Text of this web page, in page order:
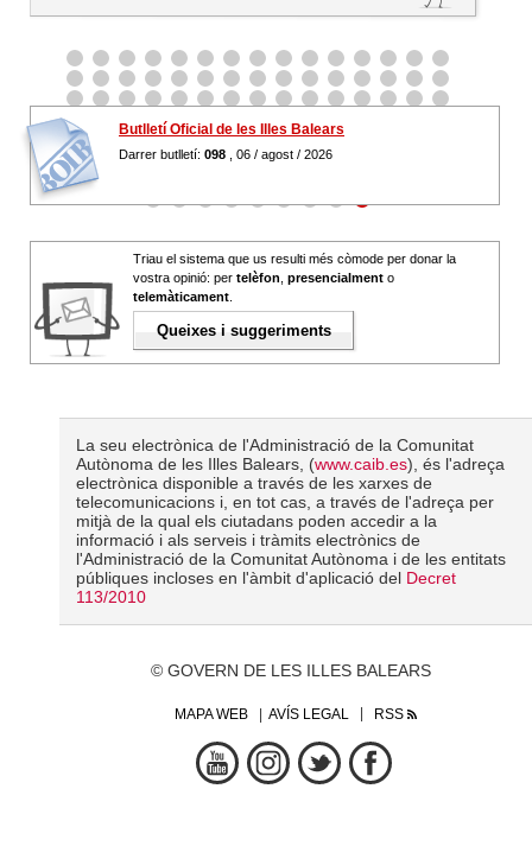
Butlletí Oficial de les Illes Balears
Darrer butlletí: 098 , 06 / agost / 2026
Triau el sistema que us resulti més còmode per donar la
vostra opinió: per telèfon presencialment o
telemàticament
Queixes i suggeriments
La seu electrònica de l'Administració de la Comunitat
Autònoma de les Illes Balears, (www.caib.es), és l'adreça
electrònica disponible a través de les xarxes de
telecomunicacions i, en tot cas, a través de l'adreça per
mitjà de la qual els ciutadans poden accedir a la
informació i als serveis i tràmits electrònics de
l'Administració de la Comunitat Autònoma i de les entitats
públiques incloses en l'àmbit d'aplicació del Decret
113/2010
© GOVERN DE LES ILLES BALEARS
MAPA WEB AVÍS LEGAL RSS